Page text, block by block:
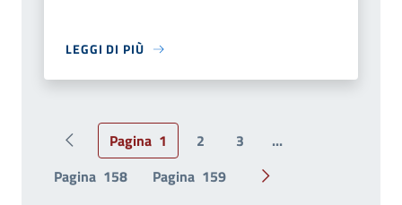
LEGGI DI PIÙ
Pagina precedente
Pagina 1 2 3
...
Pagina 158 Pagina 159 Pagina successiva